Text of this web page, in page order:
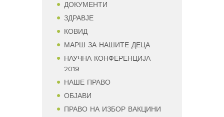
ДОКУМЕНТИ
ЗДРАВЈЕ
КОВИД
МАРШ ЗА НАШИТЕ ДЕЦА
НАУЧНА КОНФЕРЕНЦИЈА
2019
НАШЕ ПРАВО
ОБЈАВИ
ПРАВО НА ИЗБОР ВАКЦИНИ